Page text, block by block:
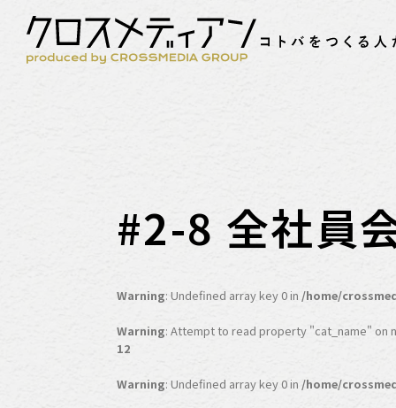
#2-8 全社員
Warning: Undefined array key 0 in /home/
Warning: Attempt to read property "cat_name" on
12
Warning: Undefined array key 0 in /home/